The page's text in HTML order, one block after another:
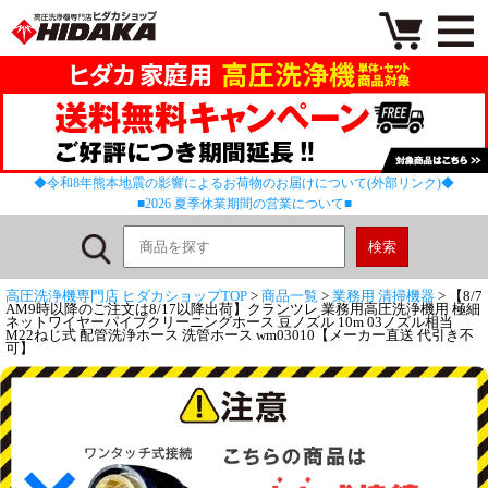
◆令和8年熊本地震の影響によるお荷物のお届けについて(外部リンク)◆
■2026 夏季休業期間の営業について■
高圧洗浄機専門店 ヒダカショップTOP > 商品一覧 > 業務用 清掃機器 > 【8/7
AM9時以降のご注文は8/17以降出荷】クランツレ 業務用高圧洗浄機用 極細
ネットワイヤーパイプクリーニングホース 豆ノズル 10m 03ノズル相当
M22ねじ式 配管洗浄ホース 洗管ホース wm03010【メーカー直送 代引き不
可】